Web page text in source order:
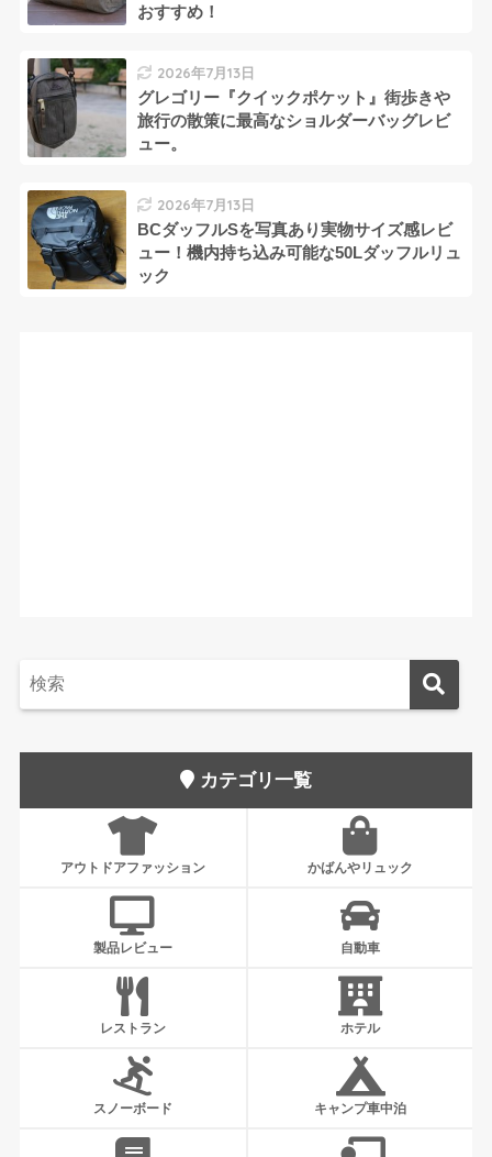
おすすめ！
2026年7月13日
グレゴリー『クイックポケット』街歩きや
旅行の散策に最高なショルダーバッグレビ
ュー。
2026年7月13日
BCダッフルSを写真あり実物サイズ感レビ
ュー！機内持ち込み可能な50Lダッフルリュ
ック
カテゴリ一覧
アウトドアファッション かばんやリュック
製品レビュー 自動車
レストラン ホテル
スノーボード キャンプ車中泊